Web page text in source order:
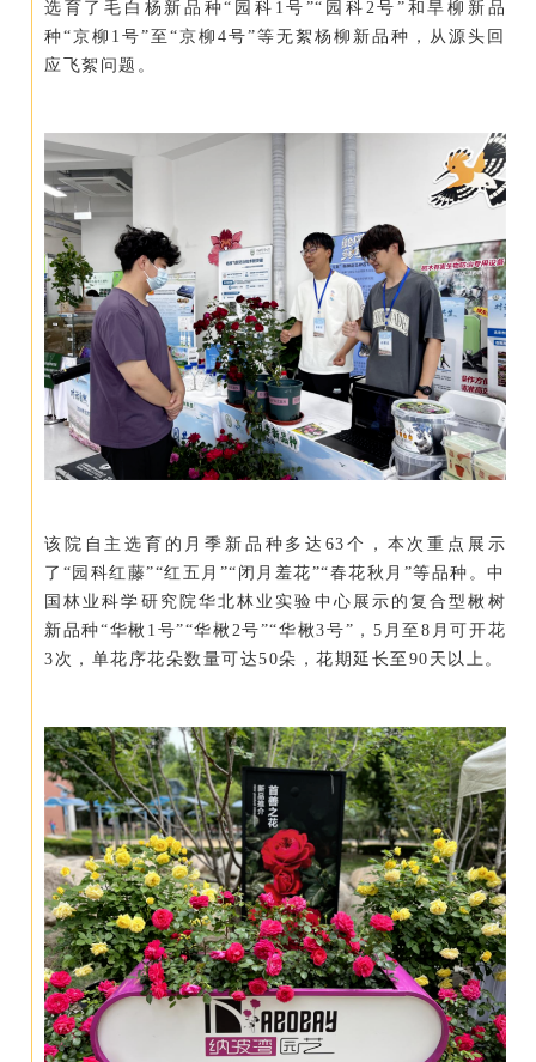
选育了毛白杨新品种“园科1号”“园科2号”和旱柳新品
种“京柳1号”至“京柳4号”等无絮杨柳新品种，从源头回
应飞絮问题。
该院自主选育的月季新品种多达63个，本次重点展示
了“园科红藤”“红五月”“闭月羞花”“春花秋月”等品种。中
国林业科学研究院华北林业实验中心展示的复合型楸树
新品种“华楸1号”“华楸2号”“华楸3号”，5月至8月可开花
3次，单花序花朵数量可达50朵，花期延长至90天以上。